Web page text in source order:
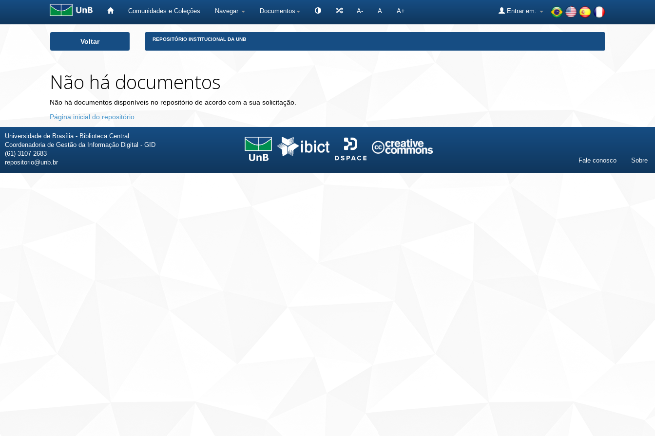
Comunidades e Coleções Navegar Documentos A- A A+ Entrar em:
Voltar REPOSITÓRIO INSTITUCIONAL DA UNB
Não há documentos
Não há documentos disponíveis no repositório de acordo com a sua solicitação.
Página inicial do repositório
Universidade de Brasília - Biblioteca Central
Coordenadoria de Gestão da Informação Digital - GID
(61) 3107-2683
repositorio@unb.br
Fale conosco Sobre